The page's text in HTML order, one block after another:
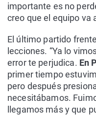
importante es no
creo que el equipo va
El último partido
lecciones. “Ya lo
error te perjudica. En
primer tiempo
pero después
necesitábamos.
llegamos más y que